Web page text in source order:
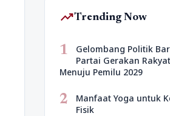
trending_upTrending Now
1
Gelombang Politik
Partai Gerakan
Menuju Pemilu 2029
2
Manfaat Yoga untuk
Fisik